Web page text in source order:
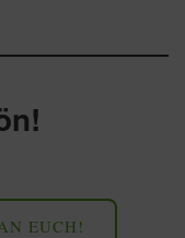
EUCH!